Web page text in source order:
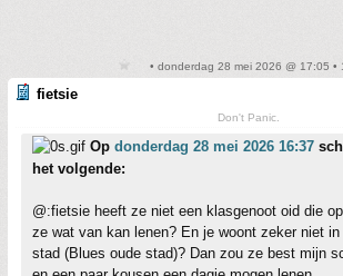
• donderdag 28 mei 2026 @ 17:05 •
fietsie
Don't Panic.
Op donderdag 28 mei 2026 16:37
het volgende:
@:fietsie heeft ze niet een klasgenoot oid die
ze wat van kan lenen? En je woont zeker niet
stad (Blues oude stad)? Dan zou ze best mijn